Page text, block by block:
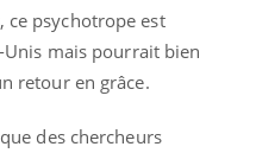
ce psychotrope est
mais pourrait bien
retour en grâce.
des chercheurs